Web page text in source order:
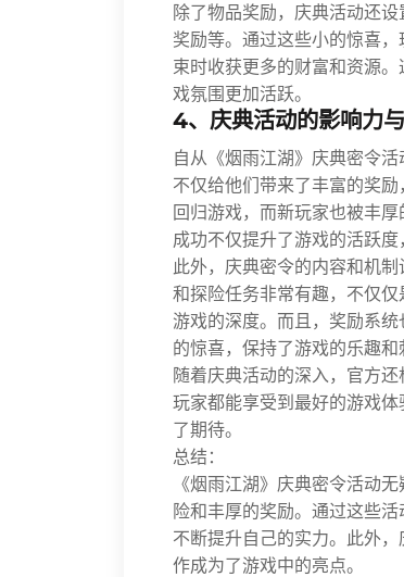
除了物品奖励，庆典活动还
奖励等。通过这些小的惊喜
束时收获更多的财富和资源
戏氛围更加活跃。
4、庆典活动的影响力
自从《烟雨江湖》庆典密令
不仅给他们带来了丰富的奖
回归游戏，而新玩家也被丰
成功不仅提升了游戏的活跃度
此外，庆典密令的内容和机
和探险任务非常有趣，不仅
游戏的深度。而且，奖励系
的惊喜，保持了游戏的乐趣和
随着庆典活动的深入，官方
玩家都能享受到最好的游戏
了期待。
总结：
《烟雨江湖》庆典密令活动
险和丰厚的奖励。通过这些
不断提升自己的实力。此外
作成为了游戏中的亮点。